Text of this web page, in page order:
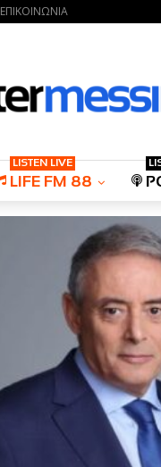
ΕΠΙΚΟΙΝΩΝΙΑ
LIFE FM 88
LISTEN LIVE